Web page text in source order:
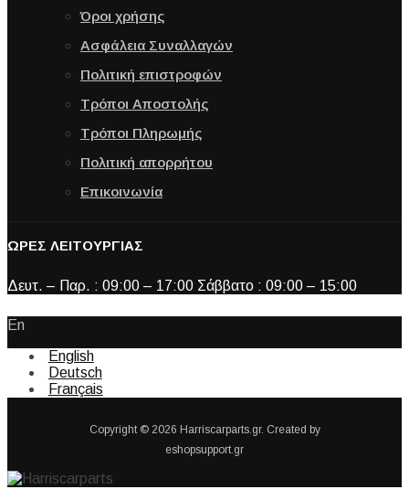
Όροι χρήσης
Ασφάλεια Συναλλαγών
Πολιτική επιστροφών
Τρόποι Αποστολής
Τρόποι Πληρωμής
Πολιτική απορρήτου
Επικοινωνία
ΩΡΕΣ ΛΕΙΤΟΥΡΓΙΑΣ
Δευτ. – Παρ. : 09:00 – 17:00 Σάββατο : 09:00 – 15:00
En
English
Deutsch
Français
Copyright © 2026 Harriscarparts.gr. Created by
eshopsupport.gr